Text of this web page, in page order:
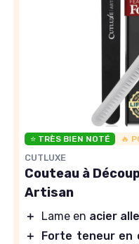
⭐ TRÈS BIEN NOTÉ 🔥
CUTLUXE
Couteau à
Artisan
＋ Lame en acier
＋
Forte teneur en